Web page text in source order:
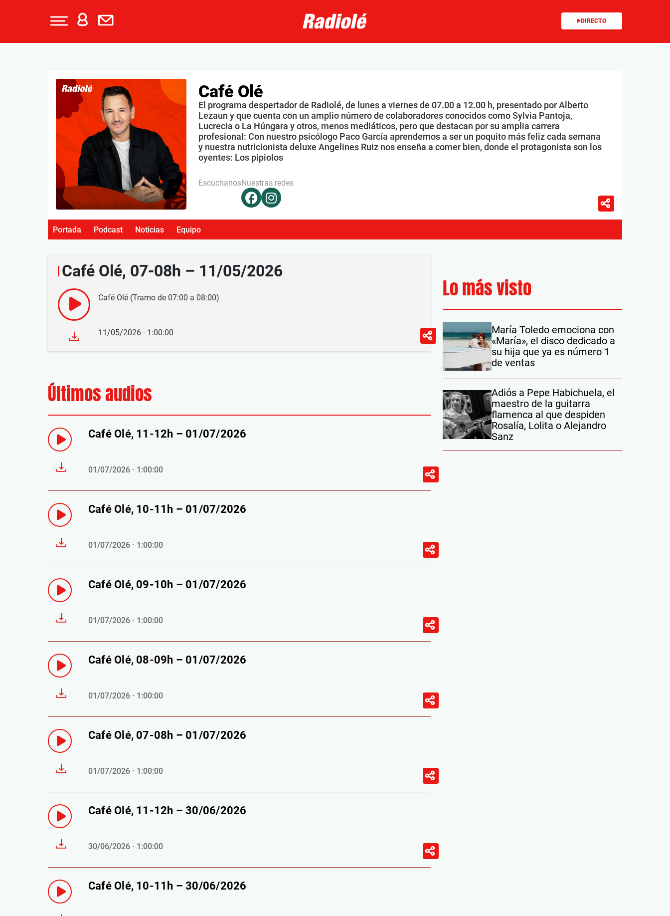
DIRECTO
Café Olé
El programa despertador de Radiolé, de lunes a viernes de 07.00 a 12.00 h, presentado por Alberto
Lezaun y que cuenta con un amplio número de colaboradores conocidos como Sylvia Pantoja,
Lucrecia o La Húngara y otros, menos mediáticos, pero que destacan por su amplia carrera
profesional: Con nuestro psicólogo Paco García aprendemos a ser un poquito más feliz cada semana
y nuestra nutricionista deluxe Angelines Ruiz nos enseña a comer bien, donde el protagonista son los
oyentes: Los pipiolos
EscúchanosNuestras redes
Portada Podcast Noticias Equipo
Café Olé, 07-08h – 11/05/2026
Café Olé (Tramo de 07:00 a 08:00)
11/05/2026 · 1:00:00
Últimos audios
Café Olé, 11-12h – 01/07/2026
01/07/2026 · 1:00:00
Café Olé, 10-11h – 01/07/2026
01/07/2026 · 1:00:00
Café Olé, 09-10h – 01/07/2026
01/07/2026 · 1:00:00
Café Olé, 08-09h – 01/07/2026
01/07/2026 · 1:00:00
Café Olé, 07-08h – 01/07/2026
01/07/2026 · 1:00:00
Café Olé, 11-12h – 30/06/2026
30/06/2026 · 1:00:00
Café Olé, 10-11h – 30/06/2026
Lo más visto
María Toledo emociona con
«María», el disco dedicado a
su hija que ya es número 1
de ventas
Adiós a Pepe Habichuela, el
maestro de la guitarra
flamenca al que despiden
Rosalía, Lolita o Alejandro
Sanz